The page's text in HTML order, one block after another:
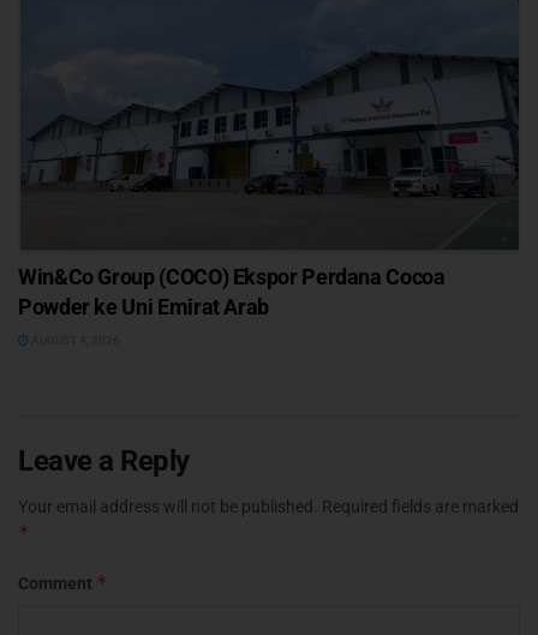
Win&Co Group (COCO) Ekspor Perdana Cocoa
Powder ke Uni Emirat Arab
Leave a Reply
Your email address will not be published. Required fields are marked
*
Comment *